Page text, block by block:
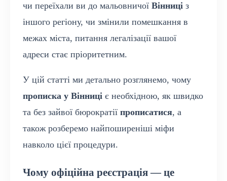
чи переїхали ви до мальовничої Вінниці з
іншого регіону, чи змінили помешкання в
межах міста, питання легалізації вашої
адреси стає пріоритетним.
У цій статті ми детально розглянемо, чому
прописка у Вінниці є необхідною, як швидко
та без зайвої бюрократії прописатися, а
також розберемо найпоширеніші міфи
навколо цієї процедури.
Чому офіційна реєстрація — це